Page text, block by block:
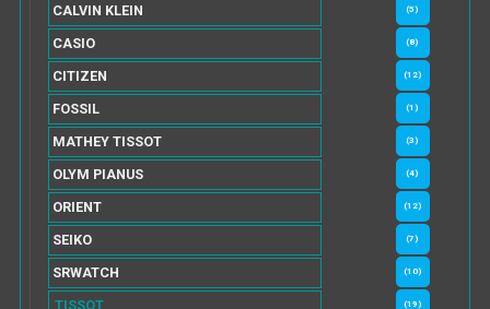
CALVIN KLEIN (5)
CASIO (8)
CITIZEN (12)
FOSSIL (1)
MATHEY TISSOT (3)
OLYM PIANUS (4)
ORIENT (12)
SEIKO (7)
SRWATCH (10)
TISSOT (19)